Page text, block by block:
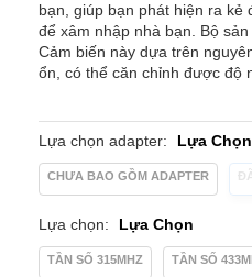
bạn, giúp bạn phát hiện ra kẻ
để xâm nhập nhà bạn. Bộ
Cảm biến này dựa trên
ổn, có thể căn chỉnh được độ
Lựa chọn adapter: Lựa Chọn
CHƯA BAO GỒM ADAPTER
Lựa chọn: Lựa Chọn
TẦN SỐ 315MHZ TẦN SỐ